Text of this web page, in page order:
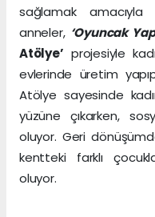
sağlamak amacıyla
anneler, ‘Oyuncak
Atölye’ projesiyle
evlerinde üretim
Atölye sayesinde
yüzüne çıkarken,
oluyor. Geri
kentteki farklı
oluyor.